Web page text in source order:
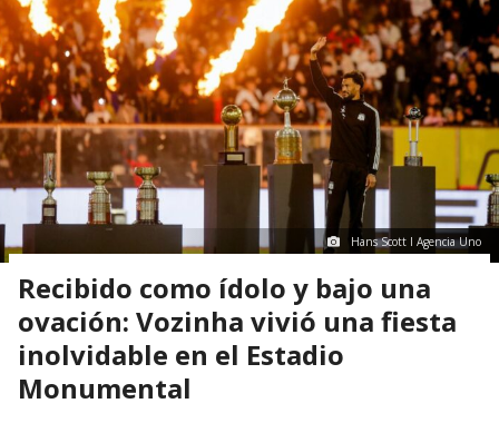
Hans Scott I Agencia Uno
Recibido como ídolo y bajo una
ovación: Vozinha vivió una fiesta
inolvidable en el Estadio
Monumental